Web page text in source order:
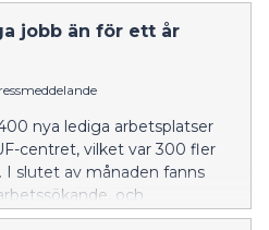
jobb än för ett år
nya lediga arbetsplatser
centret, vilket var 300 fler
slutet av månaden fanns
och
omfattades av den